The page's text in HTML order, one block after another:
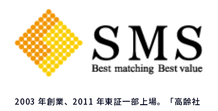
2003 年創業、2011 年東証一部上場。「高齢社